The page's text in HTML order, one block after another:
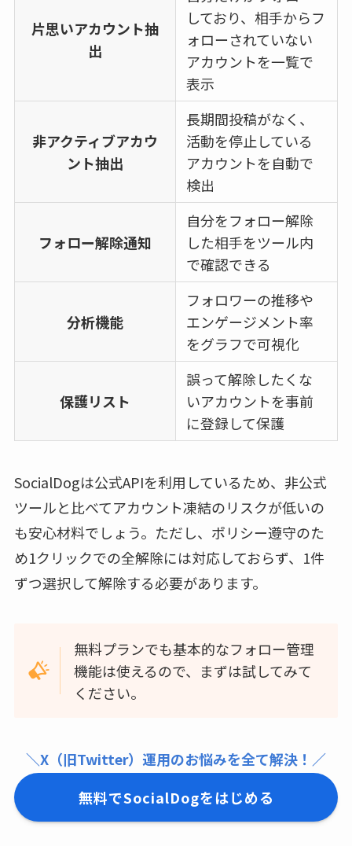
片思いアカウント抽
出
しており、相手からフ
ォローされていない
アカウントを一覧で
表示
非アクティブアカウ
ント抽出
長期間投稿がなく、
活動を停止している
アカウントを自動で
検出
フォロー解除通知
自分をフォロー解除
した相手をツール内
で確認できる
分析機能
フォロワーの推移や
エンゲージメント率
をグラフで可視化
保護リスト
誤って解除したくな
いアカウントを事前
に登録して保護
SocialDogは公式APIを利用しているため、非公式
ツールと比べてアカウント凍結のリスクが低いの
も安心材料でしょう。ただし、ポリシー遵守のた
め1クリックでの全解除には対応しておらず、1件
ずつ選択して解除する必要があります。
無料プランでも基本的なフォロー管理
機能は使えるので、まずは試してみて
ください。
＼X（旧Twitter）運用のお悩みを全て解決！／
無料でSocialDogをはじめる